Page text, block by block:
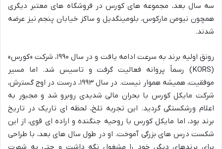
سه سال بعد، مجموعه های کورس در فروشگاه های معتبر دیگری
همچون نیومن مارکوس، بلومینگدیل و ساکز خیابان پنجم نیز عرضه
شدند.
رونق اولیه برند به سرعت ادامه یافت و در سال ۱۹۹۰، شرکت «کورس»
(KORS) رسماً پروانه فعالیت گرفت و تاسیس شد. اما مسیر
موفقیت، همیشه هموار نیست. در سال ۱۹۹۳، درست در اوج گسترش،
شرکت مایکل کورس با بحران مالی شدیدی روبرو شد و مجبور به
اعلام ورشکستگی گردید. این تجربه تلخ، لحظه ای تاریک در تاریخ
برند بود، اما مایکل کورس با روحیه جنگنده و اراده ای قوی، از این
شکست درس های بزرگی آموخت. او در طول سال های بعد، با طراحی
برای برندهای دیگر، خود را مشغول نگه داشت و حتی به شهرت